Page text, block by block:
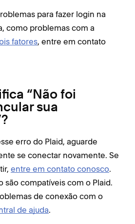
para fazer login na
como problemas com a
fatores, entre em contato
“Não foi
sua
erro do Plaid, aguarde
se conectar novamente. Se
entre em contato conosco.
são compatíveis com o Plaid.
de conexão com o
de ajuda.